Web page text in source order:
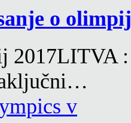
o
2017LITVA